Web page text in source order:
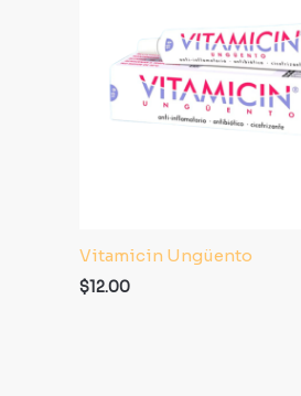
Vitamicin Ungüento
$12.00